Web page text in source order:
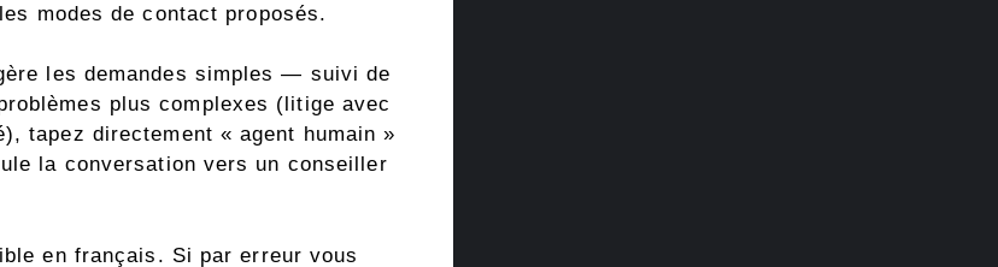
modes de contact proposés.
les demandes simples — suivi de
plus complexes (litige avec
tapez directement « agent humain »
la conversation vers un conseiller
en français. Si par erreur vous